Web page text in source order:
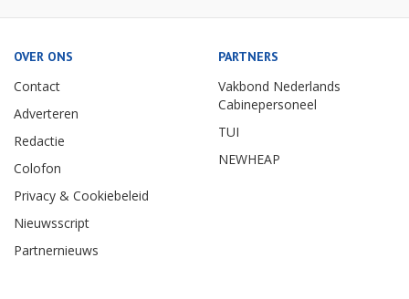
OVER ONS
Contact
Adverteren
Redactie
Colofon
Privacy & Cookiebeleid
Nieuwsscript
Partnernieuws
PARTNERS
Vakbond Nederlands
Cabinepersoneel
TUI
NEWHEAP